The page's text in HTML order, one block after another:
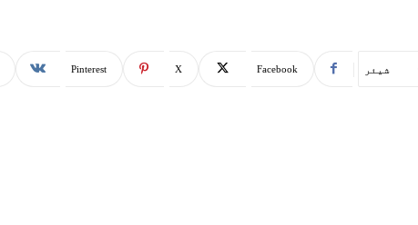
شیئر Facebook
X
Pinterest